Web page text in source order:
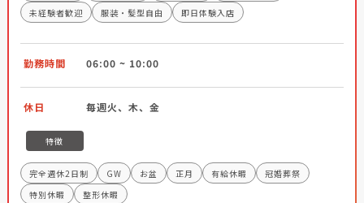
未経験者歓迎
服装・髪型自由 即日体験入店
勤務時間 06:00 ~ 10:00
休日 毎週火、木、金
特徴
完全週休2日制 GW お盆 正月 有給休暇
冠婚葬祭
特別休暇
整形休暇